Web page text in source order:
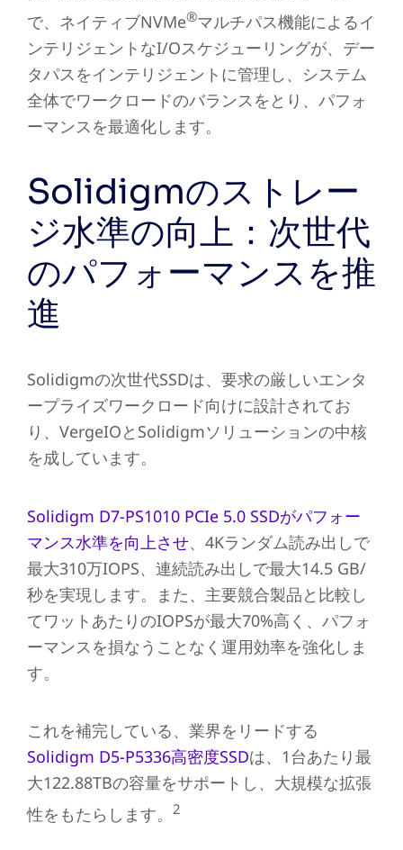
で、ネイティブNVMe®マルチパス機能によるイ
ンテリジェントなI/Oスケジューリングが、デー
タパスをインテリジェントに管理し、システム
全体でワークロードのバランスをとり、パフォ
ーマンスを最適化します。
Solidigmのストレー
ジ水準の向上：次世代
のパフォーマンスを推
進
Solidigmの次世代SSDは、要求の厳しいエンタ
ープライズワークロード向けに設計されてお
り、VergeIOとSolidigmソリューションの中核
を成しています。
Solidigm D7-PS1010 PCIe 5.0 SSDがパフォー
マンス水準を向上させ、4Kランダム読み出しで
最大310万IOPS、連続読み出しで最大14.5 GB/
秒を実現します。また、主要競合製品と比較し
てワットあたりのIOPSが最大70%高く、パフォ
ーマンスを損なうことなく運用効率を強化しま
す。
これを補完している、業界をリードする
Solidigm D5-P5336高密度SSDは、1台あたり最
大122.88TBの容量をサポートし、大規模な拡張
性をもたらします。 2